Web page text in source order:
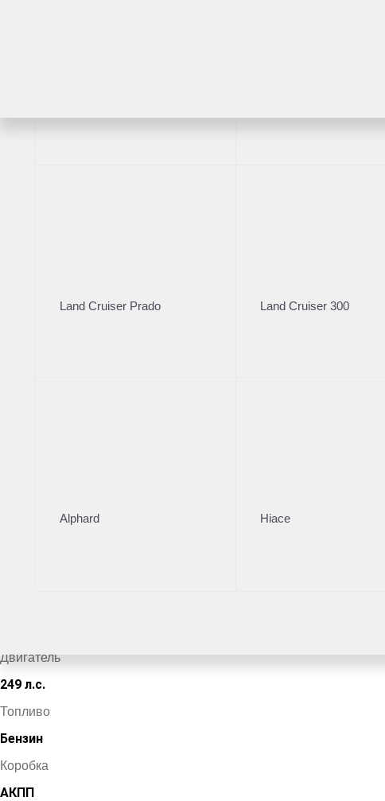
Land Cruiser Prado Land Cruiser 300
Alphard Hiace
Mercedes‑Benz GLC 2020
Серый
Двигатель
249 л.с.
Топливо
Бензин
Коробка
АКПП